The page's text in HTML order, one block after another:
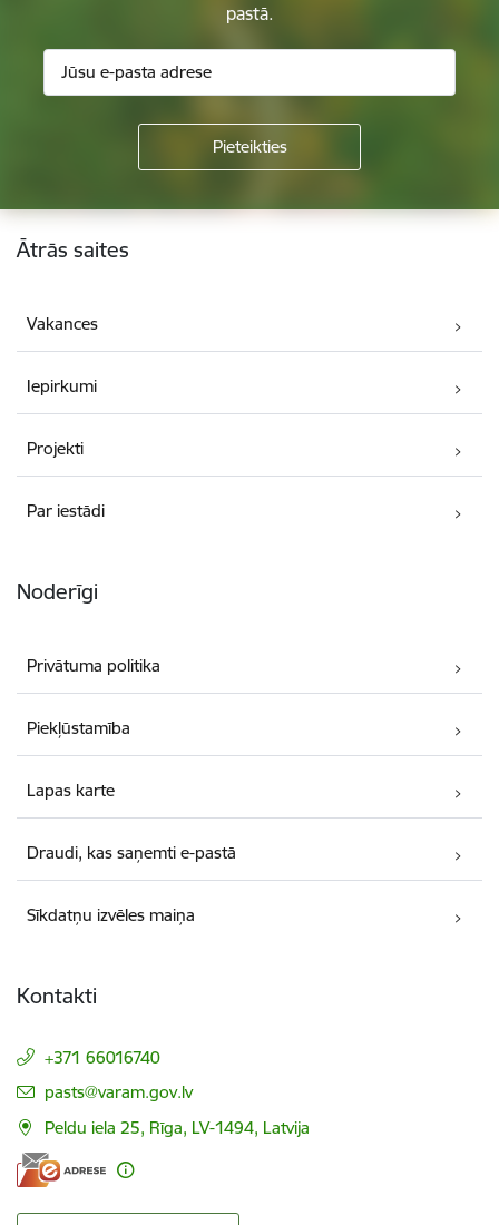
pastā.
Kājene
Ātrās saites
Vakances
Iepirkumi
Projekti
Par iestādi
Noderīgi
Privātuma politika
Piekļūstamība
Lapas karte
Draudi, kas saņemti e-pastā
Sīkdatņu izvēles maiņa
Kontakti
+371 66016740
E-pasts:
pasts@varam.gov.lv
Peldu iela 25, Rīga, LV-1494, Latvija